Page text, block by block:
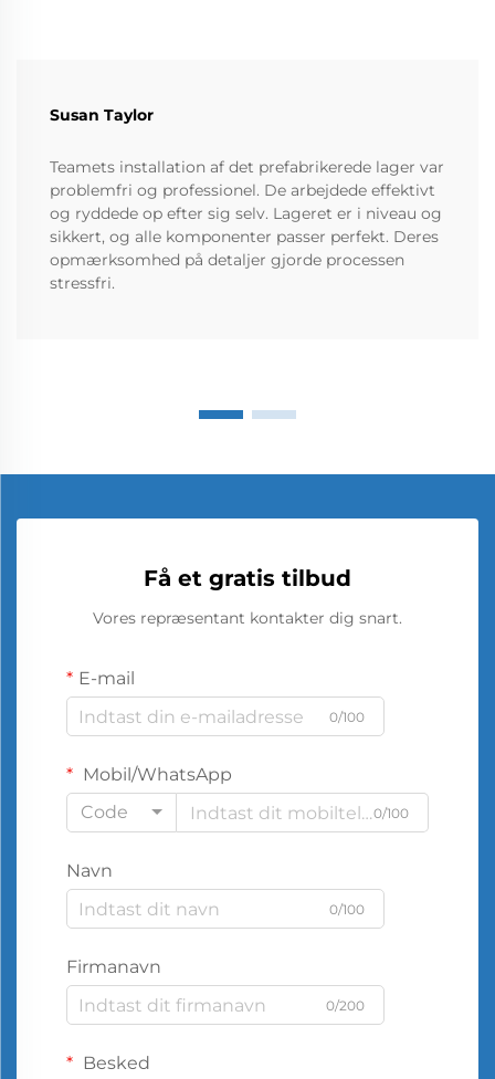
Susan Taylor
Teamets installation af det prefabrikerede lager var
problemfri og professionel. De arbejdede effektivt
og ryddede op efter sig selv. Lageret er i niveau og
sikkert, og alle komponenter passer perfekt. Deres
opmærksomhed på detaljer gjorde processen
stressfri.
Få et gratis tilbud
Vores repræsentant kontakter dig snart.
E-mail
0/100
Mobil/WhatsApp
Code
0/100
Navn
0/100
Firmanavn
0/200
Besked